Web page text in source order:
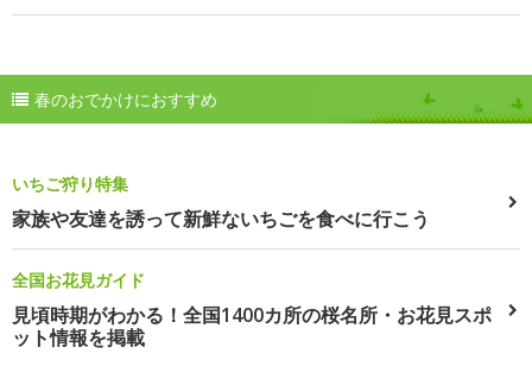
春のおでかけにおすすめ
いちご狩り特集
家族や友達を誘って新鮮ないちごを食べに行こう
全国お花見ガイド
見頃時期がわかる！全国1400カ所の桜名所・お花見スポ
ット情報を掲載